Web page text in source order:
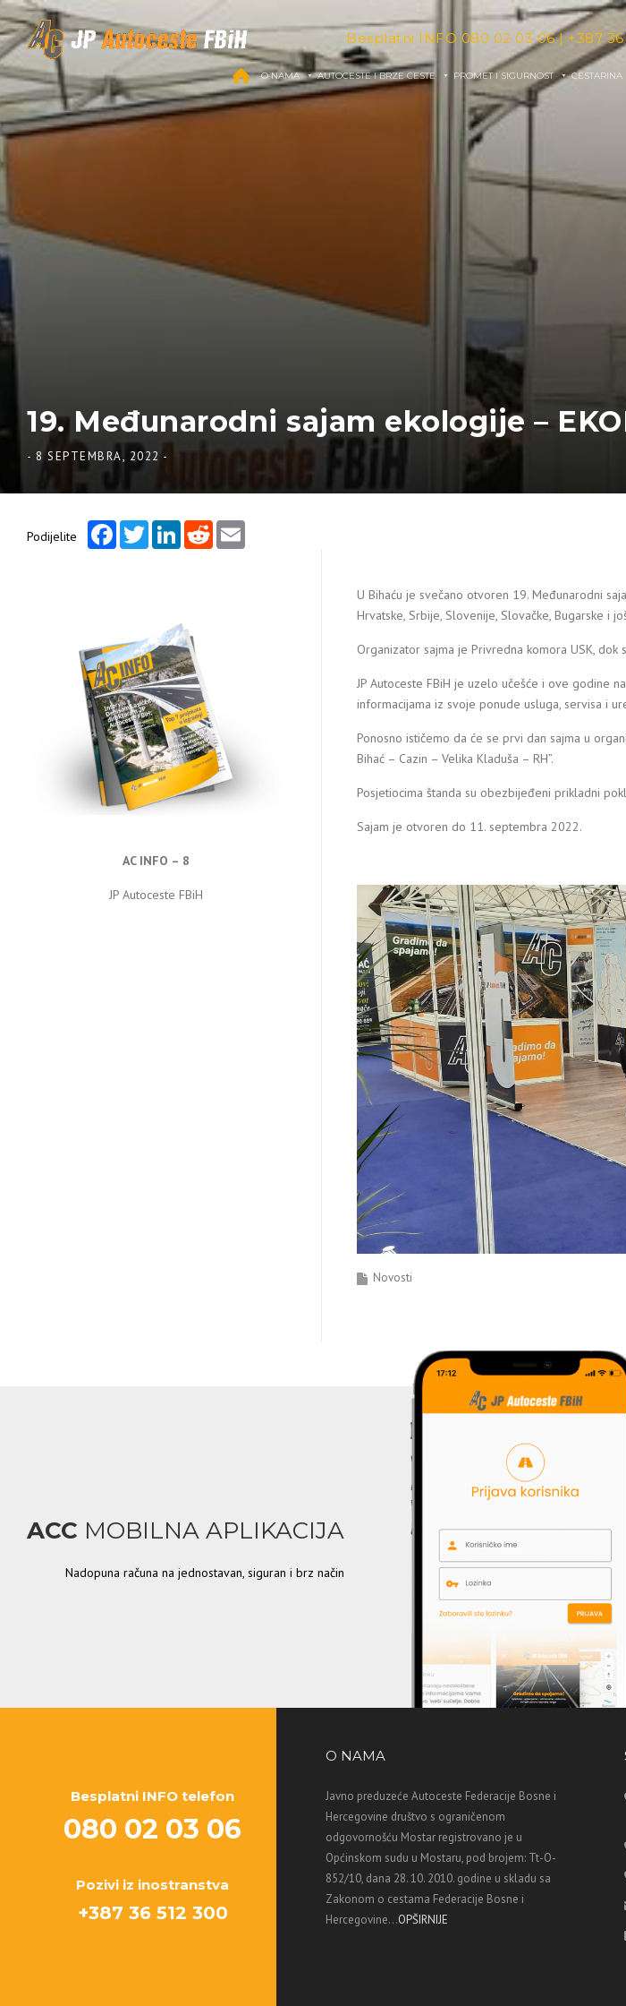
Skip to content
Besplatni INFO 080 02 03 06|+387
O NAMA AUTOCESTE I BRZE CESTE PROMET I SIGURNOST CESTARINA
19. Međunarodni sajam ekologije –
- 8 SEPTEMBRA, 2022 -
Podijelite
FacebookTwitterLinkedInReddit
U Bihaću je svečano otvoren 19. Međunarodni
Hrvatske, Srbije, Slovenije, Slovačke, Bugarske i
Organizator sajma je Privredna komora USK,
JP Autoceste FBiH je uzelo učešće i ove godine
informacijama iz svoje ponude usluga, servisa i
Ponosno ističemo da će se prvi dan sajma u
Bihać – Cazin – Velika Kladuša – RH”.
Posjetiocima štanda su obezbijeđeni prikladni
Sajam je otvoren do 11. septembra 2022.
Novosti
AC INFO – 8
JP Autoceste FBiH
ACC MOBILNA APLIKACIJA
Nadopuna računa na jednostavan, siguran i brz način
Besplatni INFO telefon
080 02 03 06
Pozivi iz inostranstva
+387 36 512 300
O NAMA
Javno preduzeće Autoceste Federacije Bosne i
Hercegovine društvo s ograničenom
odgovornošću Mostar registrovano je u
Općinskom sudu u Mostaru, pod brojem: Tt-O-
852/10, dana 28. 10. 2010. godine u skladu sa
Zakonom o cestama Federacije Bosne i
Hercegovine...OPŠIRNIJE